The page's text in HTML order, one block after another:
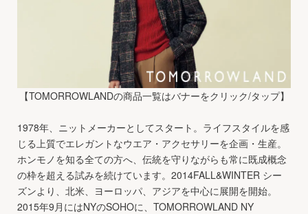
【TOMORROWLANDの商品一覧はバナーをクリック/タップ】
1978年、ニットメーカーとしてスタート。ライフスタイルを感
じる上質でエレガントなウエア・アクセサリーを企画・生産。
ホンモノを知る全ての方へ、伝統を守りながらも常に既成概念
の枠を超える試みを続けています。2014FALL&WINTER シー
ズンより、北米、ヨーロッパ、アジアを中心に展開を開始。
2015年9月にはNYのSOHOに、TOMORROWLAND NY